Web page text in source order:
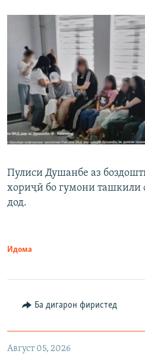
Пулиси Душанбе аз
хориҷӣ бо гумони ташкили
дод.
Идома
Ба дигарон фиристед
Август 05, 2026